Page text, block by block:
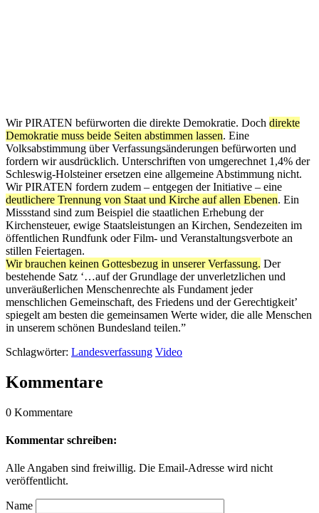
Wir PIRATEN befürworten die direkte Demokratie. Doch direkte
Demokratie muss beide Seiten abstimmen lassen. Eine
Volksabstimmung über Verfassungsänderungen befürworten und
fordern wir ausdrücklich. Unterschriften von umgerechnet 1,4% der
Schleswig-Holsteiner ersetzen eine allgemeine Abstimmung nicht.
Wir PIRATEN fordern zudem – entgegen der Initiative – eine
deutlichere Trennung von Staat und Kirche auf allen Ebenen. Ein
Missstand sind zum Beispiel die staatlichen Erhebung der
Kirchensteuer, ewige Staatsleistungen an Kirchen, Sendezeiten im
öffentlichen Rundfunk oder Film- und Veranstaltungsverbote an
stillen Feiertagen.
Wir brauchen keinen Gottesbezug in unserer Verfassung. Der
bestehende Satz ‘…auf der Grundlage der unverletzlichen und
unveräußerlichen Menschenrechte als Fundament jeder
menschlichen Gemeinschaft, des Friedens und der Gerechtigkeit’
spiegelt am besten die gemeinsamen Werte wider, die alle Menschen
in unserem schönen Bundesland teilen.”
Schlagwörter: Landesverfassung Video
Kommentare
0 Kommentare
Kommentar schreiben:
Alle Angaben sind freiwillig. Die Email-Adresse wird nicht
veröffentlicht.
Name